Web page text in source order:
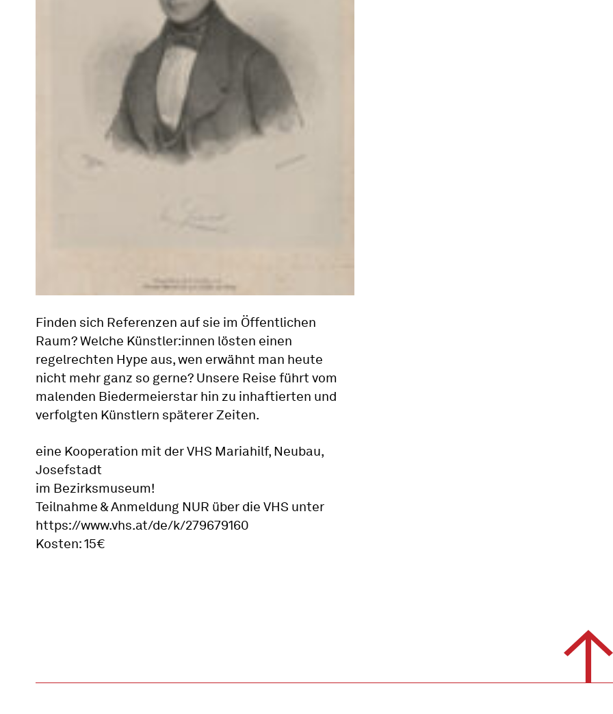
Finden sich Referenzen auf sie im Öffentlichen
Raum? Welche Künstler:innen lösten einen
regelrechten Hype aus, wen erwähnt man heute
nicht mehr ganz so gerne? Unsere Reise führt vom
malenden Biedermeierstar hin zu inhaftierten und
verfolgten Künstlern späterer Zeiten.
eine Kooperation mit der VHS Mariahilf, Neubau,
Josefstadt
im Bezirksmuseum!
Teilnahme & Anmeldung NUR über die VHS unter
https://www.vhs.at/de/k/279679160
Kosten: 15€